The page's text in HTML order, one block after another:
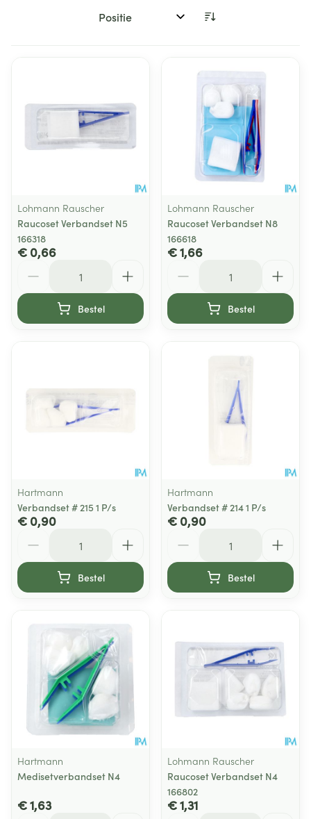
Sorteer op:
Lohmann Rauscher
Raucoset Verbandset N5
166318
€ 0,66
Bestel
Lohmann Rauscher
Raucoset Verbandset N8
166618
€ 1,66
Bestel
Hartmann
Verbandset # 215 1 P/s
€ 0,90
Bestel
Hartmann
Verbandset # 214 1 P/s
€ 0,90
Bestel
Hartmann
Medisetverbandset N4
€ 1,63
Lohmann Rauscher
Raucoset Verbandset N4
166802
€ 1,31